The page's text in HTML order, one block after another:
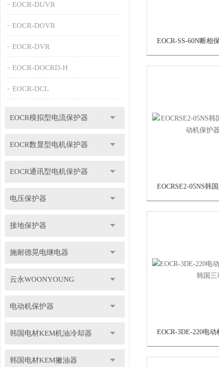
EOCR-DUVR
EOCR-DOVR
EOCR-DVR
EOCR-DOCRD-H
EOCR-DCL
EOCR模拟型电流保护器
EOCR数显型电机保护器
EOCR通讯型电机保护器
电压保护器
接地保护器
施耐德晃电继电器
云永WOONYOUNG
电动机保护器
韩国电材KEM机油冷却器
韩国电材KEM撇油器